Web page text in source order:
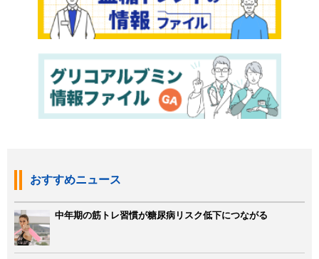
おすすめニュース
中年期の筋トレ習慣が糖尿病リスク低下につながる